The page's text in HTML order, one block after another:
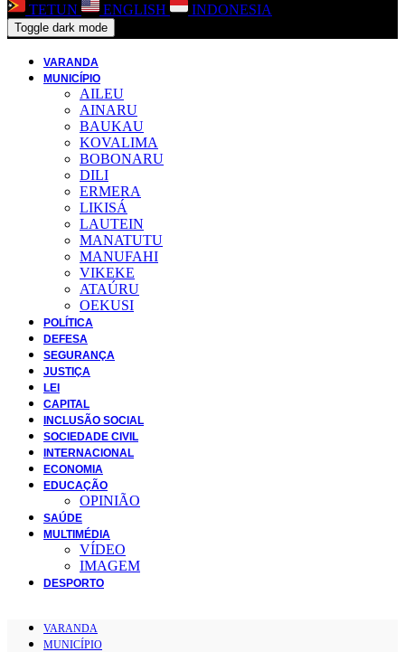
TETUN ENGLISH INDONESIA
Toggle dark mode
VARANDA
MUNICÍPIO
AILEU
AINARU
BAUKAU
KOVALIMA
BOBONARU
DILI
ERMERA
LIKISÁ
LAUTEIN
MANATUTU
MANUFAHI
VIKEKE
ATAÚRU
OEKUSI
POLÍTICA
DEFESA
SEGURANÇA
JUSTIÇA
LEI
CAPITAL
INCLUSÃO SOCIAL
SOCIEDADE CIVIL
INTERNACIONAL
ECONOMIA
EDUCAÇÃO
OPINIÃO
SAÚDE
MULTIMÉDIA
VÍDEO
IMAGEM
DESPORTO
VARANDA
MUNICÍPIO